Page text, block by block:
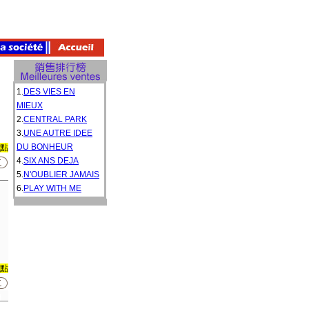
1.DES VIES EN
MIEUX
2.CENTRAL PARK
3.UNE AUTRE IDEE
DU BONHEUR
4.SIX ANS DEJA
5.N'OUBLIER JAMAIS
6.PLAY WITH ME